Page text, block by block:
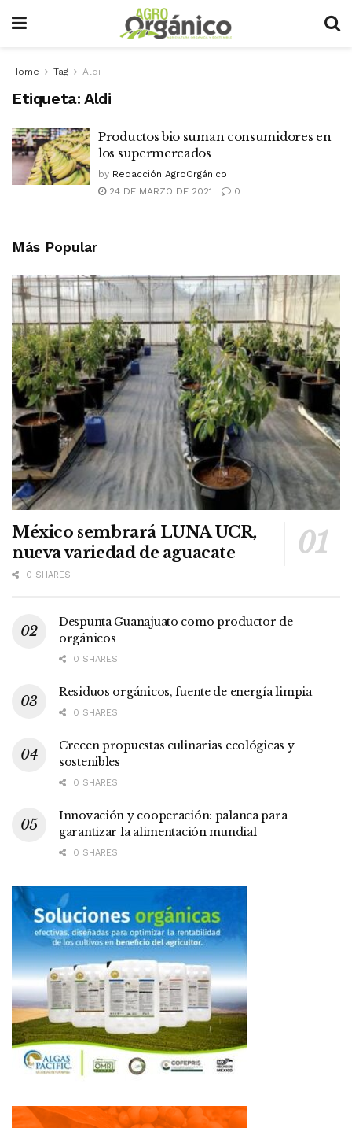
Home Tag Aldi
Etiqueta: Aldi
Productos bio suman consumidores en
los supermercados
by Redacción AgroOrgánico
24 DE MARZO DE 2021
0
Más Popular
México sembrará LUNA UCR,
nueva variedad de aguacate
0 SHARES
Despunta Guanajuato como productor de
orgánicos
0 SHARES
Residuos orgánicos, fuente de energía limpia
0 SHARES
Crecen propuestas culinarias ecológicas y
sostenibles
0 SHARES
Innovación y cooperación: palanca para
garantizar la alimentación mundial
0 SHARES